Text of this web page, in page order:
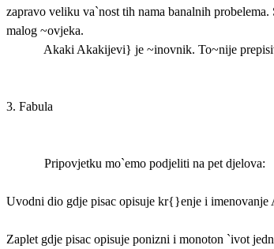
zapravo veliku va`nost tih nama banalnih
malog ~ovjeka.
Akaki Akakijevi} je ~inovnik. To~nije
3. Fabula
Pripovjetku mo`emo podjeliti na pet djelova:
Uvodni dio gdje pisac opisuje kr{}enje i imenovanje
Zaplet gdje pisac opisuje ponizni i monoton `ivot